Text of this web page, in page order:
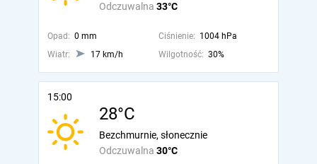
Odczuwalna 33°C
Opad: 0 mm Ciśnienie: 1004 hPa
Wiatr:
17 km/h Wilgotność: 30%
15:00
28°C
Odczuwalna 30°C
Bezchmurnie, słonecznie